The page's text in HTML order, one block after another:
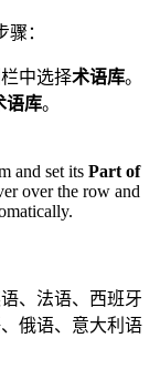
：
中选择术语库。
语库。
and set its Part of
over the row and
、法语、西班牙
俄语、意大利语